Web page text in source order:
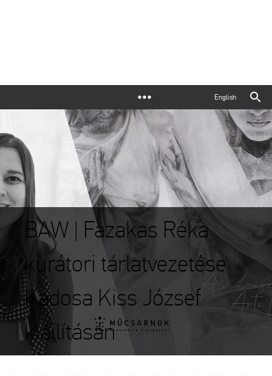
English
BAW | Fazakas Réka
kurátori tárlatvezetése
Kadosa Kiss József
kiállításán